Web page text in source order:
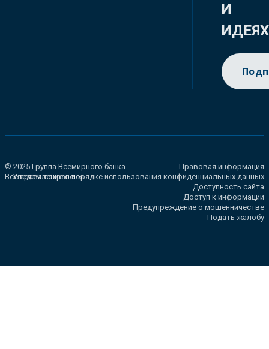
И
ИДЕЯХ
© 2025 Группа Всемирного банка.
Все права сохранены.
Правовая информация
Уведомление о порядке использования конфиденциальных данных
Доступность сайта
Доступ к информации
Предупреждение о мошенничестве
Подать жалобу